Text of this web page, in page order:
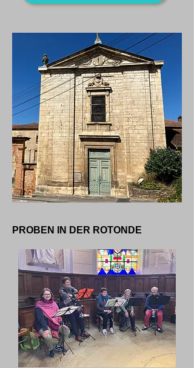
PROBEN IN DER ROTONDE